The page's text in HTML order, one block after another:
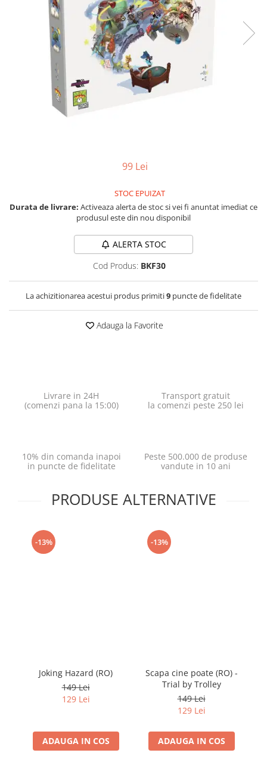
Jocuri pentru o persoana
Jocuri pentru 2 persoane
Game cunoscute
Carcassonne
Jocuri de societate in limba
Vezi toate jocurile de societate
99 Lei
STOC EPUIZAT
Durata de livrare: Activeaza alerta de stoc si vei fi anuntat imediat ce
produsul este din nou disponibil
ALERTA STOC
Cod Produs: BKF30
La achizitionarea acestui produs primiti9 puncte de fidelitate
Adauga la Favorite
Livrare in 24H
(comenzi pana la 15:00)
Transport gratuit
la comenzi peste 250 lei
10% din comanda inapoi
in puncte de fidelitate
Peste 500.000 de produse
vandute in 10 ani
PRODUSE ALTERNATIVE
-13%
Joking Hazard (RO)
149 Lei
129 Lei
ADAUGA IN COS
-13%
Scapa cine poate (RO) -
Trial by Trolley
149 Lei
129 Lei
ADAUGA IN COS